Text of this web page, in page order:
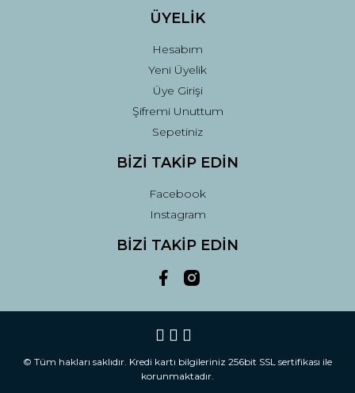
ÜYELİK
Hesabım
Yeni Üyelik
Üye Girişi
Şifremi Unuttum
Sepetiniz
BİZİ TAKİP EDİN
Facebook
Instagram
BİZİ TAKİP EDİN
© Tüm hakları saklıdır. Kredi kartı bilgileriniz 256bit SSL sertifikası ile
korunmaktadır.